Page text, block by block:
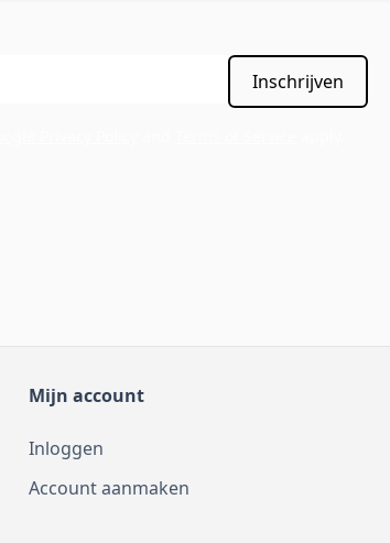
Inschrijven
Mijn account
Inloggen
Account aanmaken